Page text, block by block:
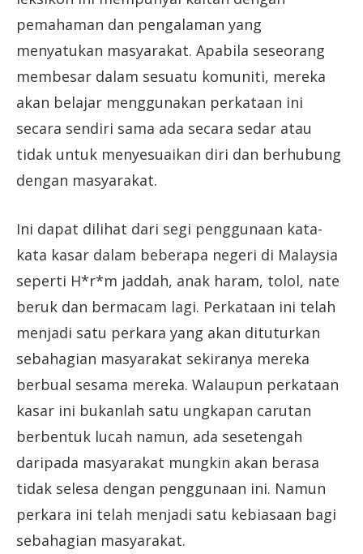
pemahaman dan pengalaman yang
menyatukan masyarakat. Apabila seseorang
membesar dalam sesuatu komuniti, mereka
akan belajar menggunakan perkataan ini
secara sendiri sama ada secara sedar atau
tidak untuk menyesuaikan diri dan berhubung
dengan masyarakat.
Ini dapat dilihat dari segi penggunaan kata-
kata kasar dalam beberapa negeri di Malaysia
seperti H*r*m jaddah, anak haram, tolol, nate
beruk dan bermacam lagi. Perkataan ini telah
menjadi satu perkara yang akan dituturkan
sebahagian masyarakat sekiranya mereka
berbual sesama mereka. Walaupun perkataan
kasar ini bukanlah satu ungkapan carutan
berbentuk lucah namun, ada sesetengah
daripada masyarakat mungkin akan berasa
tidak selesa dengan penggunaan ini. Namun
perkara ini telah menjadi satu kebiasaan bagi
sebahagian masyarakat.